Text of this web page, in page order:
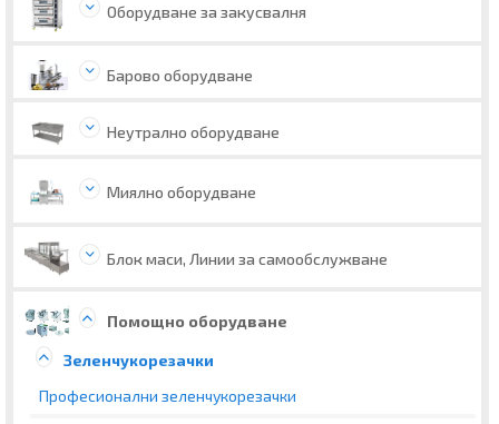
Оборудване за закусвалня
Барово оборудване
Неутрално оборудване
Миялно оборудване
Блок маси, Линии за самообслужване
Помощно оборудване
Зеленчукорезачки
Професионални зеленчукорезачки